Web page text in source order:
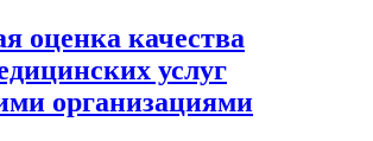
оценка качества
услуг
организациями